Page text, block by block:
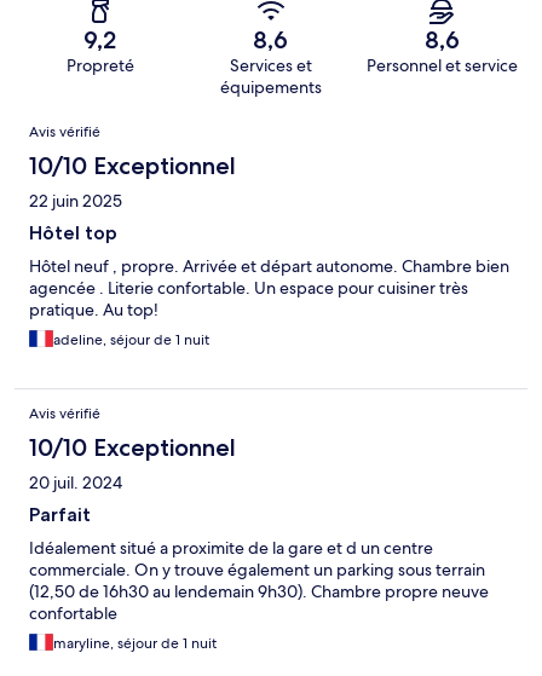
9,2
Propreté
8,6
Services et
équipements
8,6
Personnel et service
Avis
Avis vérifié
10/10 Exceptionnel
22 juin 2025
Hôtel top
Hôtel neuf , propre. Arrivée et départ autonome. Chambre bien
agencée . Literie confortable. Un espace pour cuisiner très
pratique. Au top!
adeline, séjour de 1 nuit
Avis vérifié
10/10 Exceptionnel
20 juil. 2024
Parfait
Idéalement situé a proximite de la gare et d un centre
commerciale. On y trouve également un parking sous terrain
(12,50 de 16h30 au lendemain 9h30). Chambre propre neuve
confortable
maryline, séjour de 1 nuit